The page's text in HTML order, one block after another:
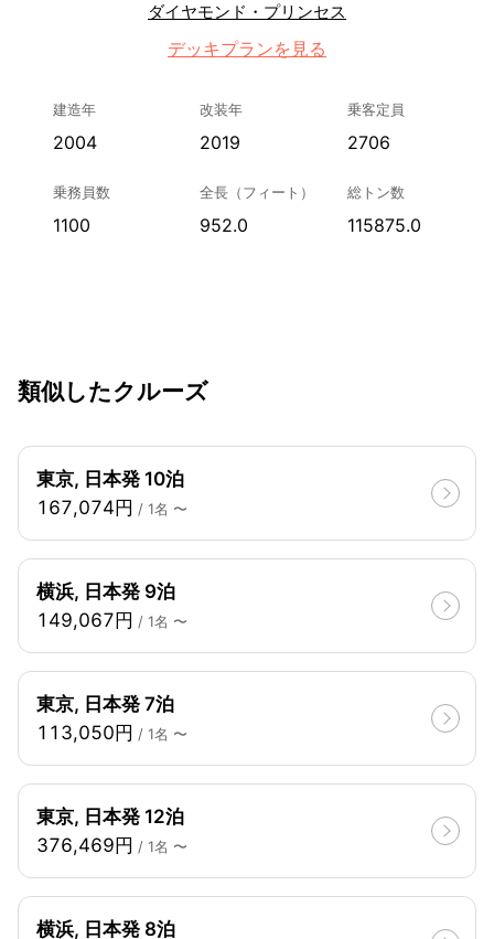
ダイヤモンド・プリンセス
デッキプランを見る
建造年
2004
改装年
2019
乗客定員
2706
乗務員数
1100
全長（フィート）
952.0
総トン数
115875.0
類似したクルーズ
東京, 日本発 10泊
167,074円 / 1名 〜
横浜, 日本発 9泊
149,067円 / 1名 〜
東京, 日本発 7泊
113,050円 / 1名 〜
東京, 日本発 12泊
376,469円 / 1名 〜
横浜, 日本発 8泊